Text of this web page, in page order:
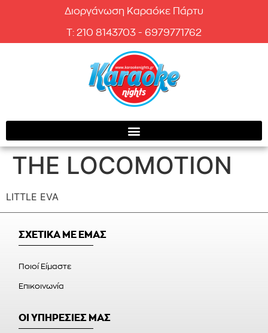
Διοργάνωση Καραόκε Πάρτυ
T: 210 8143703 - 6979771762
THE LOCOMOTION
LITTLE EVA
ΣΧΕΤΙΚΑ ΜΕ ΕΜΑΣ
Ποιοί Είμαστε
Επικοινωνία
ΟΙ ΥΠΗΡΕΣΙΕΣ ΜΑΣ